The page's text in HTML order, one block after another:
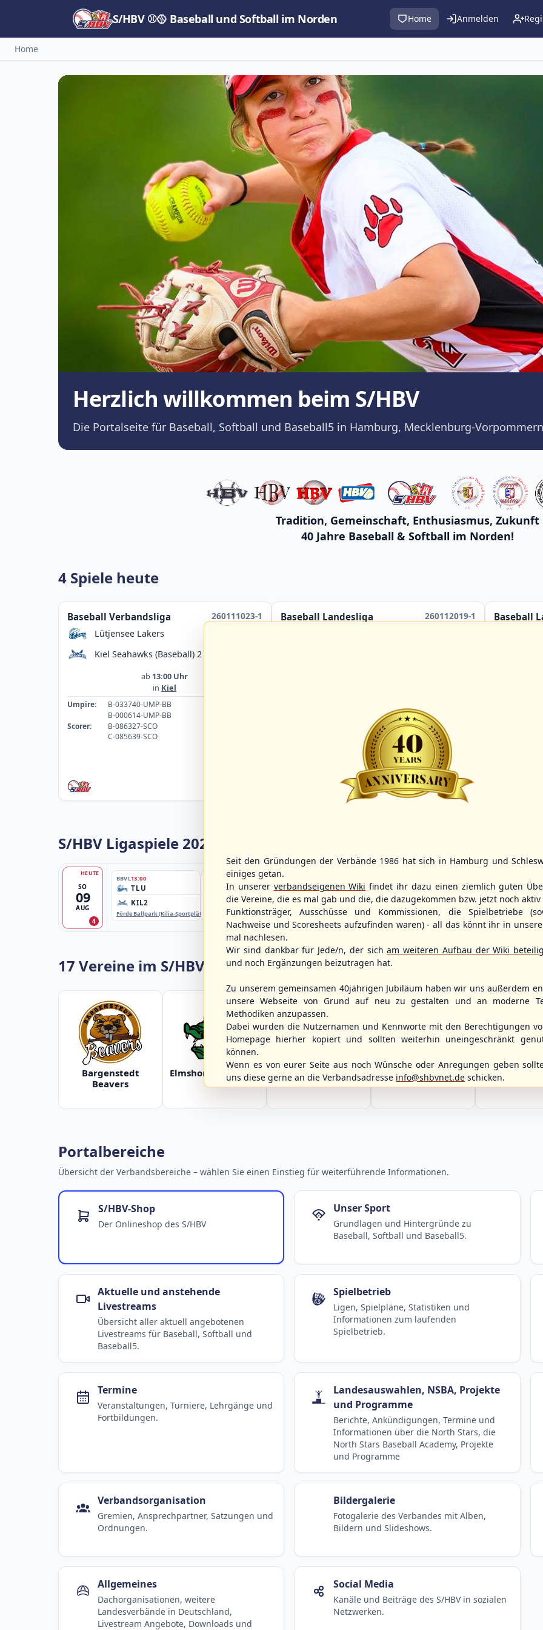
S/HBV ⚾🥎 Baseball und Softball im Norden Home Anmelden
Home
Herzlich willkommen beim S/HBV
Die Portalseite für Baseball, Softball und Baseball5 in Hamburg, Mecklenburg-
Tradition, Gemeinschaft, Enthusiasmus, Zukunft
40 Jahre Baseball & Softball im Norden!
4 Spiele heute
Baseball Verbandsliga
260111023-1
Lütjensee Lakers
Kiel Seahawks (Baseball) 2
ab 13:00 Uhr
in Kiel
Umpire:
B-033740-UMP-BB
B-000614-UMP-BB
Scorer:
B-086327-SCO
C-085639-SCO
Baseball Landesliga
260112019-1
B-044115-UMP-BB
A-069201-SCO
Baseball
S/HBV Ligaspiele 2026
SO
09
AUG
HEUTE
4
BBVL13:00
TLU
KIL2
Förde Ballpark (Kilia-Sportplätze), Kiel
13:00
HHM2
HHK2
Ballpark Langenhorst, Hamburg
HHM2
HHK2
Ballpark Langenhorst, Hamburg
TLU
KIL2
Förde Ballpark (Kilia-Sportplätze), Kiel
17 Vereine im S/HBV
Bargenstedt
Beavers
Elmshorn Alligators Fehmarn Islanders Flensburg Baltics
Greifswald
Portalbereiche
Übersicht der Verbandsbereiche – wählen Sie einen Einstieg für weiterführende Informationen.
S/HBV-Shop
Der Onlineshop des S/HBV
Unser Sport
Grundlagen und Hintergründe zu
Baseball, Softball und Baseball5.
Aktuelle und anstehende
Livestreams
Übersicht aller aktuell angebotenen
Livestreams für Baseball, Softball und
Baseball5.
Spielbetrieb
Ligen, Spielpläne, Statistiken und
Informationen zum laufenden
Spielbetrieb.
Termine
Veranstaltungen, Turniere, Lehrgänge und
Fortbildungen.
Landesauswahlen, NSBA, Projekte
und Programme
Berichte, Ankündigungen, Termine und
Informationen über die North Stars, die
North Stars Baseball Academy, Projekte
und Programme
Verbandsorganisation
Gremien, Ansprechpartner, Satzungen und
Ordnungen.
Bildergalerie
Fotogalerie des Verbandes mit Alben,
Bildern und Slideshows.
Allgemeines
Dachorganisationen, weitere
Landesverbände in Deutschland,
Livestream Angebote, Downloads und
Social Media
Kanäle und Beiträge des S/HBV in sozialen
Netzwerken.
Seit den Gründungen der Verbände 1986 hat sich in Hamburg und
einiges getan.
In unserer verbandseigenen Wiki findet ihr dazu einen ziemlich guten
die Vereine, die es mal gab und die, die dazugekommen bzw. jetzt noch aktiv
Funktionsträger, Ausschüsse und Kommissionen, die Spielbetriebe
Nachweise und Scoresheets aufzufinden waren) - all das könnt ihr in
mal nachlesen.
Wir sind dankbar für Jede/n, der sicham weiteren Aufbau der Wiki
und noch Ergänzungen beizutragen hat.
Zu unserem gemeinsamen 40jährigen Jubiläum haben wir uns außerdem
unsere Webseite von Grund auf neu zu gestalten und an moderne
Methodiken anzupassen.
Dabei wurden die Nutzernamen und Kennworte mit den Berechtigungen
Homepage hierher kopiert und sollten weiterhin uneingeschränkt
können.
Wenn es von eurer Seite aus noch Wünsche oder Anregungen geben
uns diese gerne an die Verbandsadresse info@shbvnet.de schicken.